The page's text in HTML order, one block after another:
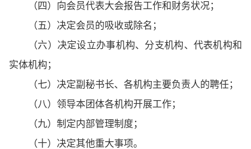
（四）向会员代表大会报告工作和财务状况；
（五）决定会员的吸收或除名；
（六）决定设立办事机构、分支机构、代表机构和
实体机构；
（七）决定副秘书长、各机构主要负责人的聘任；
（八）领导本团体各机构开展工作；
（九）制定内部管理制度；
（十）决定其他重大事项。